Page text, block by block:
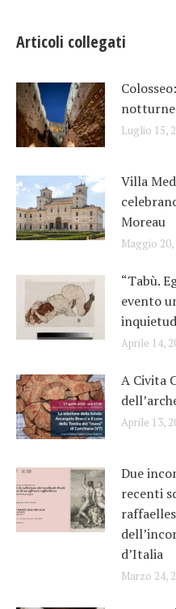
Articoli collegati
notturne
Luglio 15,
Villa
Moreau
Maggio 20,
“Tabù.
evento
Aprile 14,
A Civita
Aprile 13,
Due
recenti
d’Italia
Marzo 24,